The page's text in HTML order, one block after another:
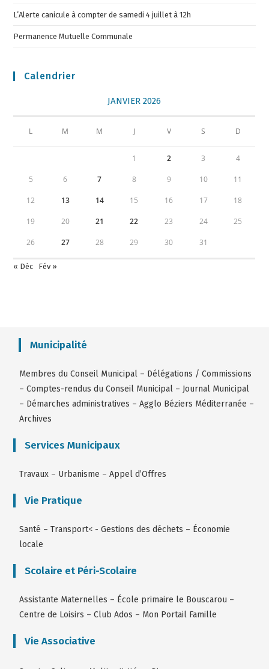
L’Alerte canicule à compter de samedi 4 juillet à 12h
Permanence Mutuelle Communale
Calendrier
JANVIER 2026
L M M J V S D
1 2 3 4
5 6 7 8 9 10 11
12 13 14 15 16 17 18
19 20 21 22 23 24 25
26 27 28 29 30 31
« Déc Fév »
Municipalité
Membres du Conseil Municipal – Délégations / Commissions
–Comptes-rendus du Conseil Municipal – Journal Municipal
– Démarches administratives –Agglo Béziers Méditerranée –
Archives
Services Municipaux
Travaux – Urbanisme –Appel d’Offres
Vie Pratique
Santé –Transport< -Gestions des déchets – Économie
locale
Scolaire et Péri-Scolaire
Assistante Maternelles – École primaire le Bouscarou –
Centre de Loisirs –Club Ados – Mon Portail Famille
Vie Associative